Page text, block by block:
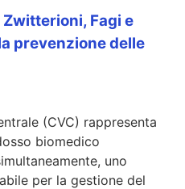
Fagi e
prevenzione delle
(CVC) rappresenta
biomedico
uno
per la gestione del